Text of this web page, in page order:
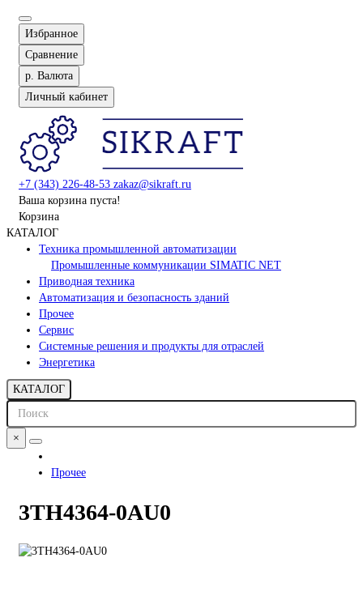
Избранное
Сравнение
р. Валюта
Личный кабинет
+7 (343) 226-48-53 zakaz@sikraft.ru
Ваша корзина пуста!
Корзина
КАТАЛОГ
Техника промышленной автоматизации
Промышленные коммуникации SIMATIC NET
Приводная техника
Автоматизация и безопасность зданий
Прочее
Сервис
Системные решения и продукты для отраслей
Энергетика
КАТАЛОГ
×
Прочее
3TH4364-0AU0